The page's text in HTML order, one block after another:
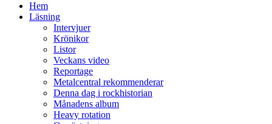
Hem
Läsning
Intervjuer
Krönikor
Listor
Veckans video
Reportage
Metalcentral rekommenderar
Denna dag i rockhistorian
Månadens album
Heavy rotation